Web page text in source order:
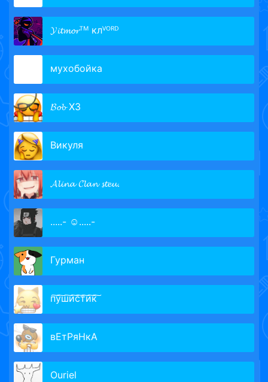
𝓨𝓲𝓽𝓶𝓸𝓻ᵀᴹ клⱽᴼᴿᴰ
мухобойка
𝓑𝓸𝓫 ХЗ
Викуля
𝓐𝓵𝓲𝓷𝓪 𝓒𝓵𝓪𝓷 𝓼𝓽𝓮𝓾.
.....- ☺️.....-
Гурман
п͠у͠ш͠и͠с͠т͠и͠к͠
вЕтРяНкА
Ouriel